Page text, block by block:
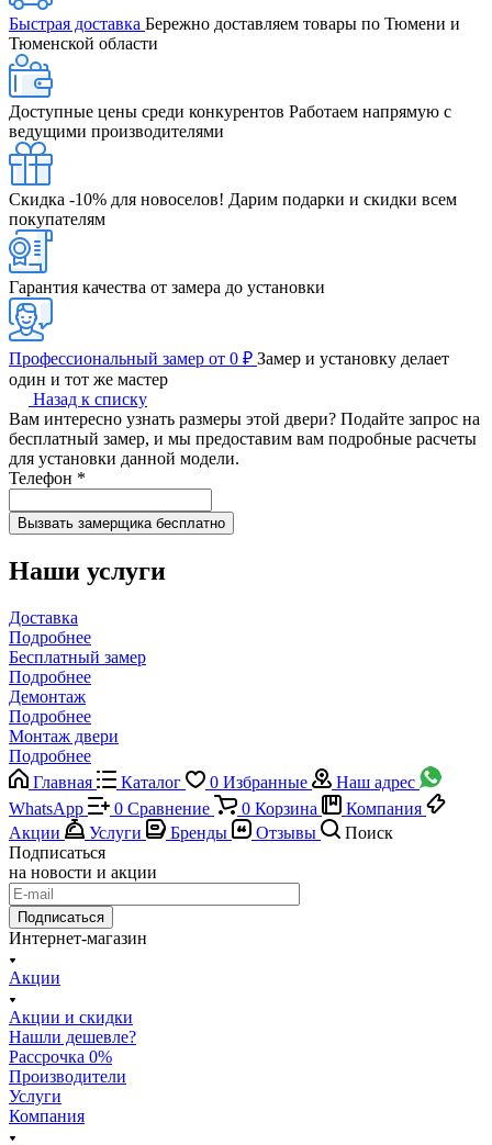
Быстрая доставка Бережно доставляем товары по Тюмени и
Тюменской области
Доступные цены среди конкурентов Работаем напрямую с
ведущими производителями
Скидка -10% для новоселов! Дарим подарки и скидки всем
покупателям
Гарантия качества от замера до установки
Профессиональный замер от 0 ₽ Замер и установку делает
один и тот же мастер
Назад к списку
Вам интересно узнать размеры этой двери? Подайте запрос на
бесплатный замер, и мы предоставим вам подробные расчеты
для установки данной модели.
Телефон *
Наши услуги
Доставка
Подробнее
Бесплатный замер
Подробнее
Демонтаж
Подробнее
Монтаж двери
Подробнее
Главная
Каталог 0 Избранные
Наш адрес
WhatsApp
0 Сравнение 0 Корзина
Компания
Акции
Услуги Бренды Отзывы
Поиск
Подписаться
на новости и акции
Подписаться
Интернет-магазин
Акции
Акции и скидки
Нашли дешевле?
Рассрочка 0%
Производители
Услуги
Компания